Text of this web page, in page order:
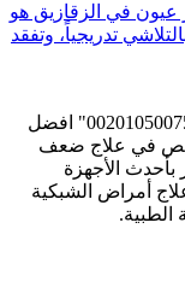
في الزقازيق هو
تدريجياً، وتفقد
رقم تليفون "00201050075910" افضل
في علاج ضعف
بأحدث الأجهزة
أمراض الشبكية
الطبية.